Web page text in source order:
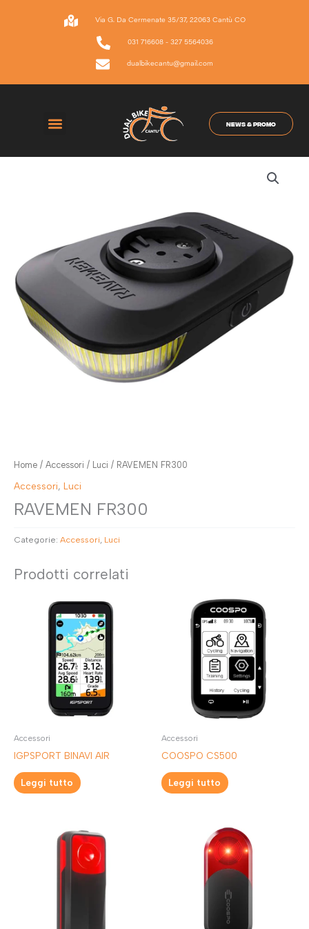
Via G. Da Cermenate 35/37, 22063 Cantù CO
031 716608 - 327 5564036
dualbikecantu@gmail.com
NEWS & PROMO
Home / Accessori / Luci / RAVEMEN FR300
Accessori, Luci
RAVEMEN FR300
Categorie: Accessori, Luci
Prodotti correlati
Accessori
IGPSPORT BINAVI AIR
Leggi tutto
Accessori
COOSPO CS500
Leggi tutto